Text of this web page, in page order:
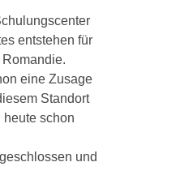
entstehen für
eine Zusage
Standort
schon
und